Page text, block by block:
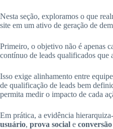
Nesta seção, exploramos o que
site em um ativo de geração de
Primeiro, o objetivo não é apenas
contínuo de leads qualificados que
Isso exige alinhamento entre
de qualificação de leads bem
permita medir o impacto de cada
Em prática, a evidência
usuário, prova social e